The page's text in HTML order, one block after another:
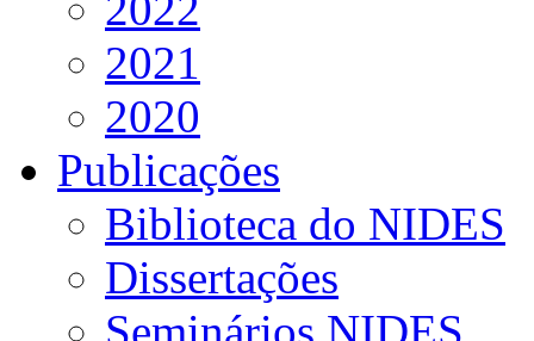
2021
2020
Publicações
Biblioteca do NIDES
Dissertações
Seminários NIDES